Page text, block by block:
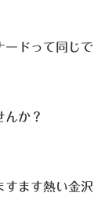
ードって同じで
んか？
すます熱い金沢